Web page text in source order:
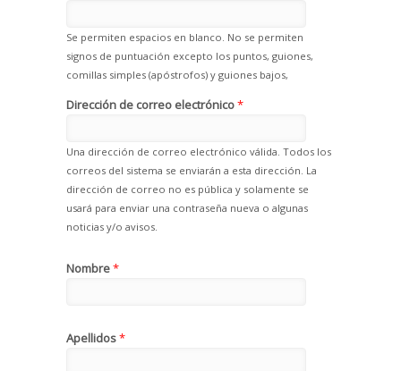
Se permiten espacios en blanco. No se permiten
signos de puntuación excepto los puntos, guiones,
comillas simples (apóstrofos) y guiones bajos,
Dirección de correo electrónico*
Una dirección de correo electrónico válida. Todos los
correos del sistema se enviarán a esta dirección. La
dirección de correo no es pública y solamente se
usará para enviar una contraseña nueva o algunas
noticias y/o avisos.
Nombre*
Apellidos*